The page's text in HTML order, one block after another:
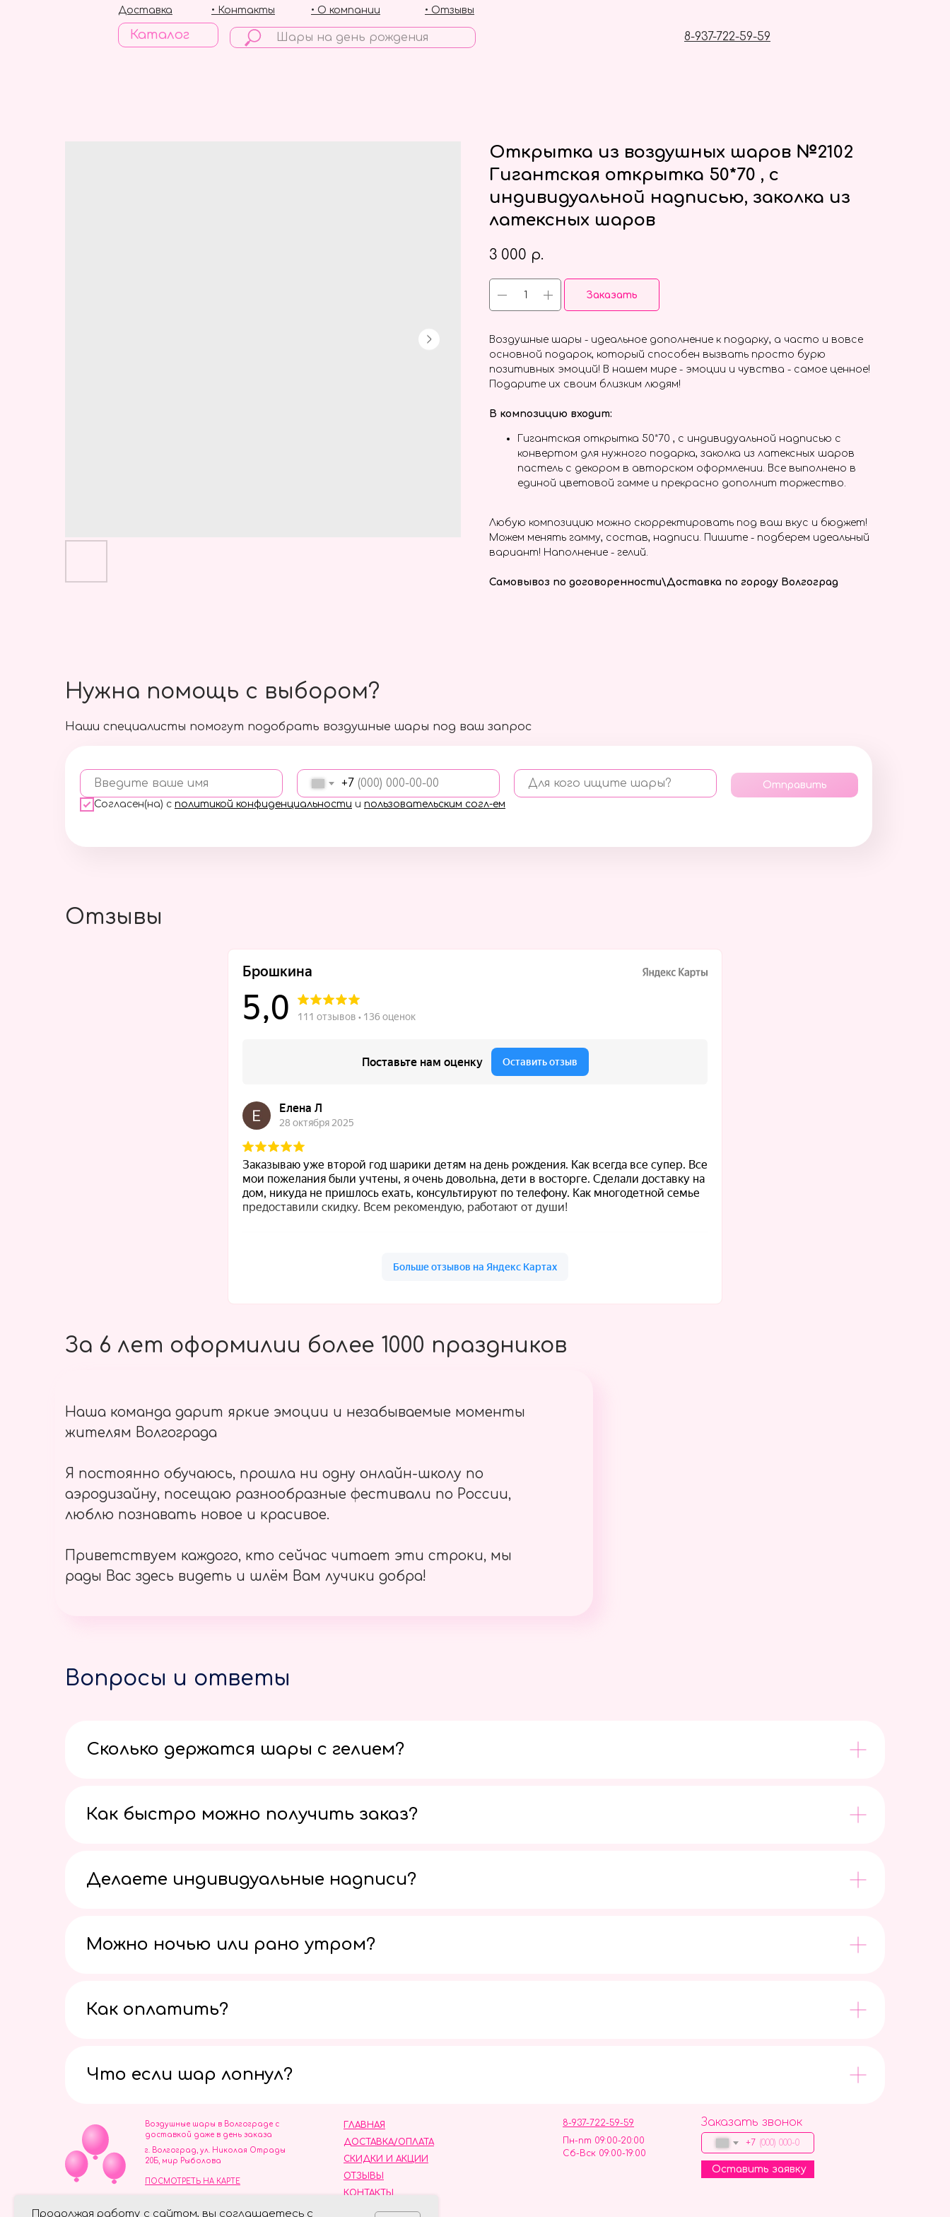
Каталог 8-937-722-59-59
• Отзывы
• О компании
• Контакты
Доставка
Открытка из воздушных шаров №2102
Гигантская открытка 50*70 , с
индивидуальной надписью, заколка из
латексных шаров
3 000 р.
Заказать
Воздушные шары - идеальное дополнение к подарку, а часто и вовсе
основной подарок, который способен вызвать просто бурю
позитивных эмоций! В нашем мире - эмоции и чувства - самое ценное!
Подарите их своим близким людям!
В композицию входит:
Гигантская открытка 50*70 , с индивидуальной надписью с
конвертом для нужного подарка, заколка из латексных шаров
пастель с декором в авторском оформлении. Все выполнено в
единой цветовой гамме и прекрасно дополнит торжество.
Любую композицию можно скорректировать под ваш вкус и бюджет!
Можем менять гамму, состав, надписи. Пишите - подберем идеальный
вариант! Наполнение - гелий.
Самовывоз по договоренности\Доставка по городу Волгоград
Наши специалисты помогут подобрать воздушные шары под ваш запрос
Введите ваше имя +7 Для кого ищите шары?
Согласен(на) с политикой конфиденциальности и пользовательским согл-ем
Отправить
Нужна помощь с выбором?
Продолжая работу с сайтом, вы соглашаетесь с
Отзывы
За 6 лет оформилии более 1000 праздников
Наша команда дарит яркие эмоции и незабываемые моменты
жителям Волгограда
Я постоянно обучаюсь, прошла ни одну онлайн-школу по
аэродизайну, посещаю разнообразные фестивали по России,
люблю познавать новое и красивое.
Приветствуем каждого, кто сейчас читает эти строки, мы
рады Вас здесь видеть и шлём Вам лучики добра!
Вопросы и ответы
Сколько держатся шары с гелием?
Как быстро можно получить заказ?
Делаете индивидуальные надписи?
Можно ночью или рано утром?
Как оплатить?
Что если шар лопнул?
ОТЗЫВЫ
ГЛАВНАЯ
ДОСТАВКА/ОПЛАТА
СКИДКИ И АКЦИИ
КОНТАКТЫ
8-937-722-59-59
Пн-пт 09:00-20:00
Сб-Вск 09:00-19:00
Воздушные шары в Волгограде с
доставкой даже в день заказа
Заказать звонок
+7
Оставить заявку
г. Волгоград, ул. Николая Отрады
20Б, мир Рыболова
ПОСМОТРЕТЬ НА КАРТЕ
ИНН 344110093739
Политика обработки персональных данных